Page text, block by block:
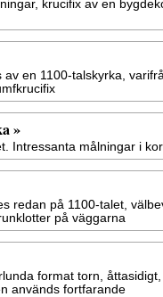
krucifix av en
av en 1100-talskyrka,
»
Intressanta målningar i
redan på 1100-talet,
på väggarna
format torn,
används fortfarande